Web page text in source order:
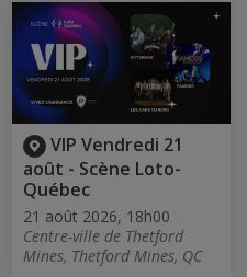
VIP Vendredi 21
août - Scène Loto-
Québec
21 août 2026, 18h00
Centre-ville de Thetford
Mines, Thetford Mines, QC